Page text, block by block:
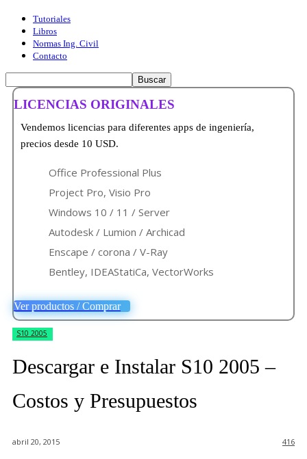
Tutoriales
Libros
Normas Ing. Civil
Contacto
LICENCIAS ORIGINALES
Vendemos licencias para diferentes apps de ingeniería,
precios desde 10 USD.
Office Professional Plus
Project Pro, Visio Pro
Windows 10 / 11 / Server
Autodesk / Lumion / Archicad
Enscape / corona / V-Ray
Bentley, IDEAStatiCa, VectorWorks
Ver productos / Comprar
S10 2005
Descargar e Instalar S10 2005 –
Costos y Presupuestos
abril 20, 2015 416